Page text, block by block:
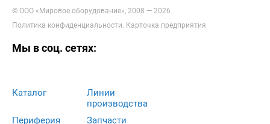
© ООО «Мировое оборудование», 2008 — 2026
Политика конфиденциальности Карточка предприятия
Мы в соц. сетях:
Каталог
Периферия
Линии
производства
Запчасти